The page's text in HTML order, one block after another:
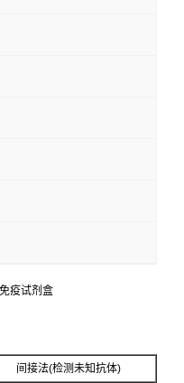
疫试剂盒
间接法(检测未知抗体)